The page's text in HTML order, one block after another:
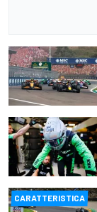
CARATTERISTICA